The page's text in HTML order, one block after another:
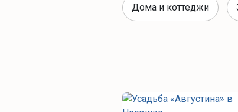
Дома и коттеджи